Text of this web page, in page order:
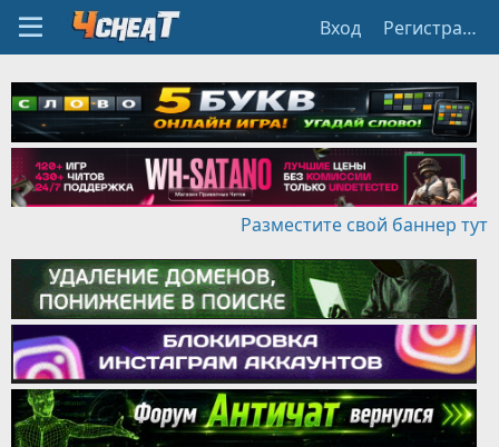
Вход Регистрация
Разместите свой баннер тут